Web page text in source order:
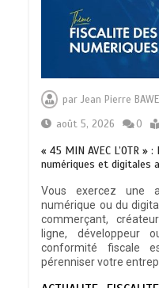
parJean Pierre
août 5, 2026
0
« 45 MIN AVEC L’OTR
numériques et digitales
Vous exercez une
numérique ou du
commerçant,
ligne, développeur
conformité fiscale
pérenniser votre